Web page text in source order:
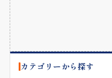
カテゴリーから探す